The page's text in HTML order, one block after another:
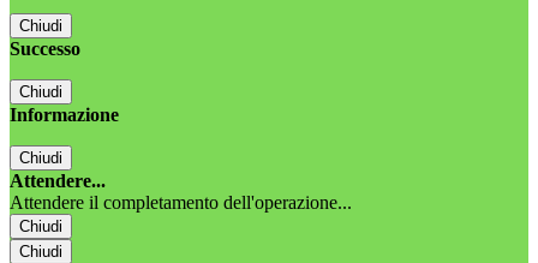
Chiudi
Successo
Chiudi
Informazione
Chiudi
Attendere...
Attendere il completamento dell'operazione...
Chiudi
Chiudi